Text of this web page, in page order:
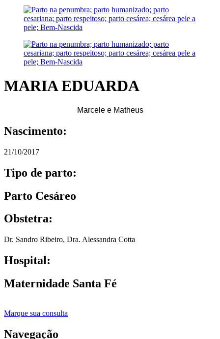
MARIA EDUARDA
Marcele e Matheus
Nascimento:
21/10/2017
Tipo de parto:
Parto Cesáreo
Obstetra:
Dr. Sandro Ribeiro, Dra. Alessandra Cotta
Hospital:
Maternidade Santa Fé
Marque sua consulta
Navegação